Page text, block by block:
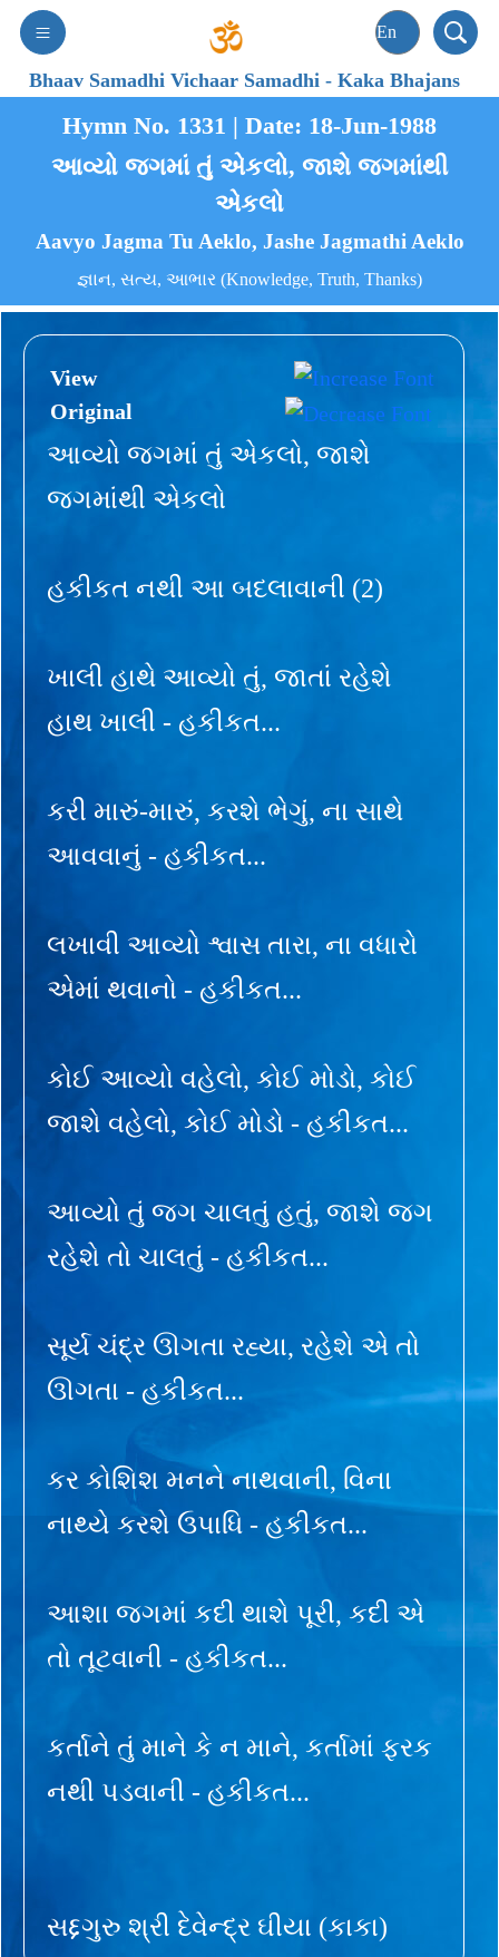
Bhaav Samadhi Vichaar Samadhi-Kaka Bhajans
Hymn No. 1331 | Date: 18-Jun-1988
આવ્યો જગમાં તું એકલો, જાશે જગમાંથી
એકલો
Aavyo Jagma Tu Aeklo, Jashe Jagmathi Aeklo
જ્ઞાન, સત્ય, આભાર (Knowledge, Truth, Thanks)
View
Original
આવ્યો જગમાં તું એકલો, જાશે
જગમાંથી એકલો
હકીકત નથી આ બદલાવાની (2)
ખાલી હાથે આવ્યો તું, જાતાં રહેશે
હાથ ખાલી - હકીકત...
કરી મારું-મારું, કરશે ભેગું, ના સાથે
આવવાનું - હકીકત...
લખાવી આવ્યો શ્વાસ તારા, ના વધારો
એમાં થવાનો - હકીકત...
કોઈ આવ્યો વહેલો, કોઈ મોડો, કોઈ
જાશે વહેલો, કોઈ મોડો - હકીકત...
આવ્યો તું જગ ચાલતું હતું, જાશે જગ
રહેશે તો ચાલતું - હકીકત...
સૂર્ય ચંદ્ર ઊગતા રહ્યા, રહેશે એ તો
ઊગતા - હકીકત...
કર કોશિશ મનને નાથવાની, વિના
નાથ્યે કરશે ઉપાધિ - હકીકત...
આશા જગમાં કદી થાશે પૂરી, કદી એ
તો તૂટવાની - હકીકત...
કર્તાને તું માને કે ન માને, કર્તામાં ફરક
નથી પડવાની - હકીકત...
સદ્દગુરુ શ્રી દેવેન્દ્ર ઘીયા (કાકા)